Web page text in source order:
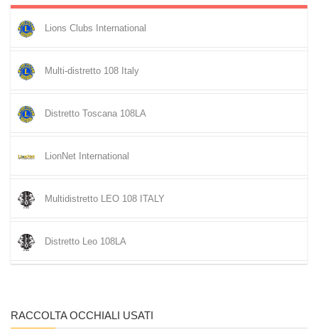
Lions Clubs International
Multi-distretto 108 Italy
Distretto Toscana 108LA
LionNet International
Multidistretto LEO 108 ITALY
Distretto Leo 108LA
RACCOLTA OCCHIALI USATI